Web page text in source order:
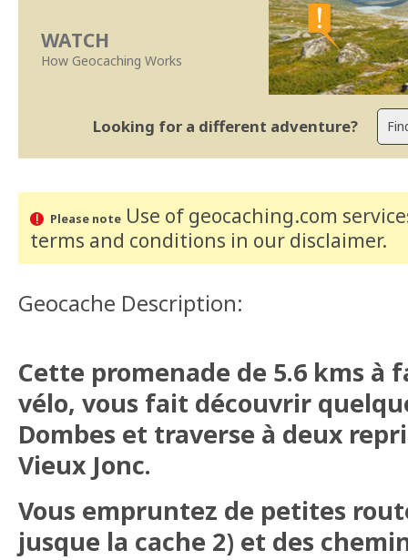
WATCH
How Geocaching Works
Looking for a different adventure?
Please noteUse of geocaching.com
terms and conditions in our disclaimer.
Geocache Description:
Cette promenade de 5.6 kms à
vélo, vous fait découvrir
Dombes et traverse à deux
Vieux Jonc.
Vous empruntez de petites
jusque la cache 2) et des